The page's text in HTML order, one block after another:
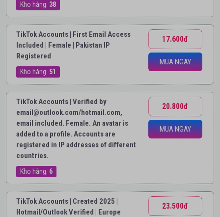
Kho hàng: 38
TikTok Accounts | First Email Access
Included | Female | Pakistan IP
Registered
Kho hàng: 51
17.600đ
MUA NGAY
TikTok Accounts | Verified by
email@outlook.com/hotmail.com,
email included. Female. An avatar is
added to a profile. Accounts are
registered in IP addresses of different
countries.
Kho hàng: 6
20.800đ
MUA NGAY
TikTok Accounts | Created 2025 |
Hotmail/Outlook Verified | Europe
23.500đ